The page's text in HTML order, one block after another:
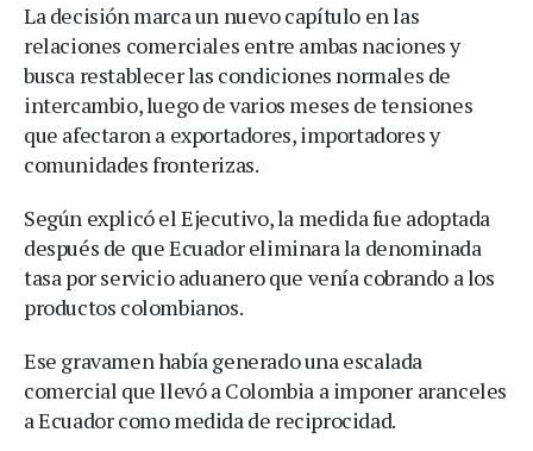
La decisión marca un nuevo capítulo en las
relaciones comerciales entre ambas naciones y
busca restablecer las condiciones normales de
intercambio, luego de varios meses de tensiones
que afectaron a exportadores, importadores y
comunidades fronterizas.
Según explicó el Ejecutivo, la medida fue adoptada
después de que Ecuador eliminara la denominada
tasa por servicio aduanero que venía cobrando a los
productos colombianos.
Ese gravamen había generado una escalada
comercial que llevó a Colombia a imponer aranceles
a Ecuador como medida de reciprocidad.